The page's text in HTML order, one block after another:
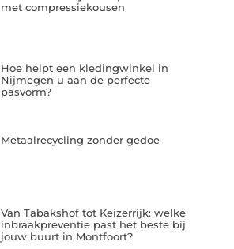
met compressiekousen
Hoe helpt een kledingwinkel in
Nijmegen u aan de perfecte
pasvorm?
Metaalrecycling zonder gedoe
Van Tabakshof tot Keizerrijk: welke
inbraakpreventie past het beste bij
jouw buurt in Montfoort?